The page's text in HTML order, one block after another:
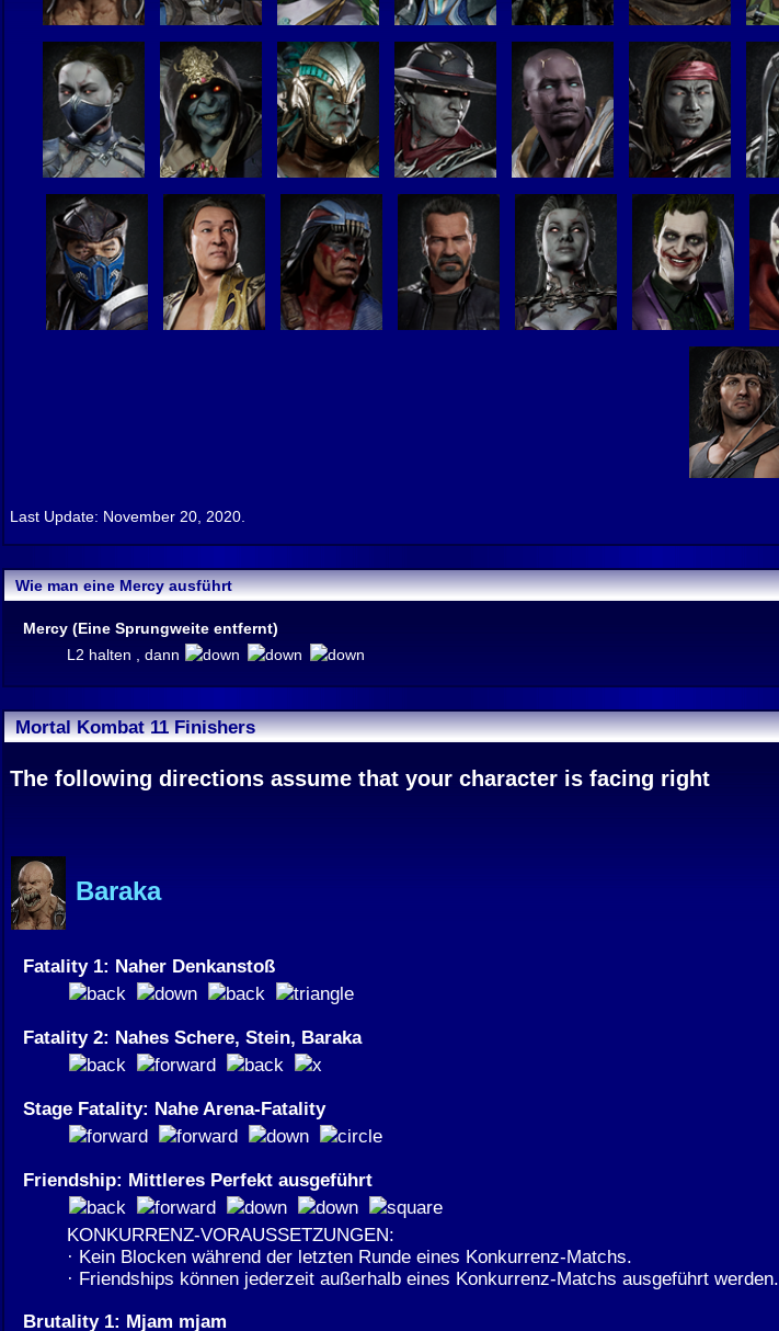
Last Update: November 20, 2020.
Wie man eine Mercy ausführt
Mercy (Eine Sprungweite entfernt)
L2 halten , dann
Mortal Kombat 11 Finishers
The following directions assume that your character is facing right
Baraka
Fatality 1: Naher Denkanstoß
Fatality 2: Nahes Schere, Stein, Baraka
Stage Fatality: Nahe Arena-Fatality
Friendship: Mittleres Perfekt ausgeführt
KONKURRENZ-VORAUSSETZUNGEN:
· Kein Blocken während der letzten Runde eines Konkurrenz-Matchs.
· Friendships können jederzeit außerhalb eines Konkurrenz-Matchs ausgeführt werden.
Brutality 1: Mjam mjam